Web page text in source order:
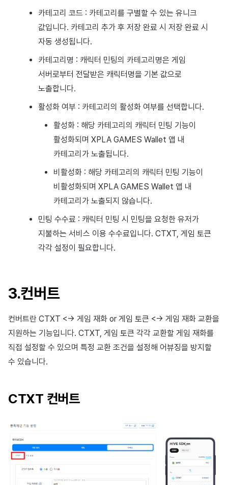
카테고리 코드 : 카테고리를 구별할 수 있는 유니크
값입니다. 카테고리 추가 후 저장 완료 시 저장 완료 시
자동 생성됩니다.
카테고리명 : 캐릭터 민팅의 카테고리명은 게임
서버로부터 전달받은 캐릭터명을 기본 값으로
노출합니다.
활성화 여부 : 카테고리의 활성화 여부를 선택합니다.
활성화 : 해당 카테고리의 캐릭터 민팅 기능이
활성화되며 XPLA GAMES Wallet 앱 내
카테고리가 노출됩니다.
비활성화 : 해당 카테고리의 캐릭터 민팅 기능이
비활성화되며 XPLA GAMES Wallet 앱 내
카테고리가 노출되지 않습니다.
민팅 수수료 : 캐릭터 민팅 시 민팅을 요청한 유저가
지불하는 서비스 이용 수수료입니다. CTXT, 게임 토큰
각각 설정이 필요합니다.
3.컨버트
컨버트란 CTXT <-> 게임 재화 or 게임 토큰 <-> 게임 재화 교환을
지원하는 기능입니다. CTXT, 게임 토큰 각각 교환할 게임 재화를
직접 설정할 수 있으며 특정 교환 조건을 설정해 어뷰징을 방지할
수 있습니다.
CTXT 컨버트